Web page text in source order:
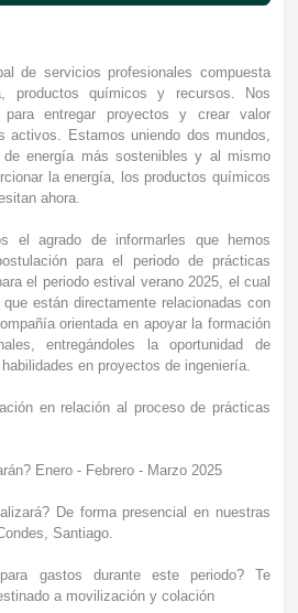
de servicios profesionales compuesta
productos químicos y recursos. Nos
entregar proyectos y crear valor
Estamos uniendo dos mundos,
de energía más sostenibles y al mismo
la energía, los productos químicos
ahora.
el agrado de informarles que hemos
para el periodo de prácticas
el periodo estival verano 2025, el cual
están directamente relacionadas con
orientada en apoyar la formación
entregándoles la oportunidad de
en proyectos de ingeniería.
en relación al proceso de prácticas
Enero - Febrero - Marzo 2025
De forma presencial en nuestras
Santiago.
gastos durante este periodo? Te
a movilización y colación